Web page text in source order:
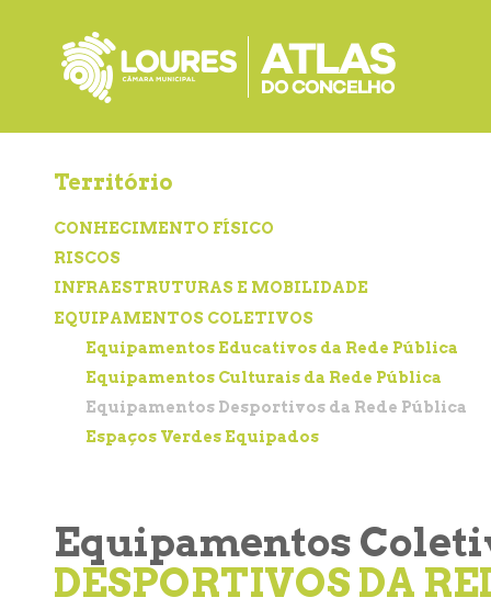
Território
CONHECIMENTO FÍSICO
RISCOS
INFRAESTRUTURAS E MOBILIDADE
EQUIPAMENTOS COLETIVOS
Equipamentos Educativos da Rede Pública
Equipamentos Culturais da Rede Pública
Equipamentos Desportivos da Rede Pública
Espaços Verdes Equipados
Equipamentos
DESPORTIVOS DA